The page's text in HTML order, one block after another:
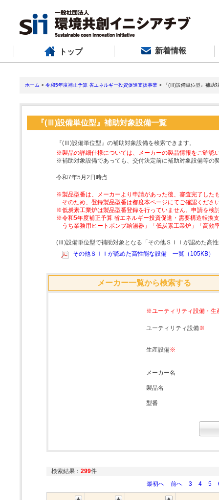
トップ 新着情報
ホーム > 令和5年度補正予算 省エネルギー投資促進支援事業 > 『(Ⅲ)設備単位型』補助
『(Ⅲ)設備単位型』補助対象設備一覧
『(Ⅲ)設備単位型』の補助対象設備を検索できます。
※製品の詳細仕様については、メーカーの製品情報をご確認
※補助対象設備であっても、交付決定前に補助対象設備等の
令和7年5月2日時点
※製品型番は、メーカーより申請があった後、審査完了した
そのため、登録製品型番は都度本ページにてご確認くださ
※低炭素工業炉は製品型番登録を行っていません。申請を検
※令和5年度補正予算 省エネルギー投資促進・需要構造転換
うち業務用ヒートポンプ給湯器」「低炭素工業炉」「高
(Ⅲ)設備単位型で補助対象となる「その他ＳＩＩが認めた高
その他ＳＩＩが認めた高性能な設備 一覧（105KB）
メーカー一覧から検索する
※ユーティリティ設備・生
ユーティリティ設備※
生産設備※
メーカー名
製品名
型番
検索結果： 299件
最初へ
前へ 3 4 5